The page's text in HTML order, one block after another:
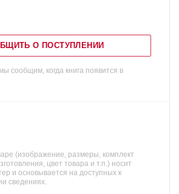
О ПОСТУПЛЕНИИ
сообщим, когда книга появится в
(изображение, размеры, комплект
цвет товара и т.п.) носит
и основывается на доступных к
сведениях.